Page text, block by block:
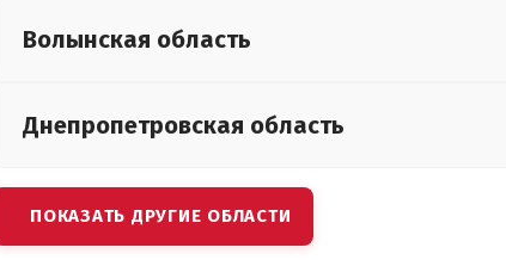
Волынская область
Днепропетровская область
ПОКАЗАТЬ ДРУГИЕ ОБЛАСТИ